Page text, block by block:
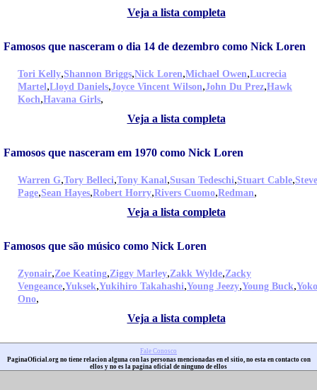
Veja a lista completa
Famosos que nasceram o dia 14 de dezembro como Nick Loren
Tori Kelly,Shannon Briggs,Nick Loren,Michael Owen,Lucrecia
Martel,Lloyd Daniels,Joyce Vincent Wilson,John Du Prez,Hawk
Koch,Havana Girls,
Veja a lista completa
Famosos que nasceram em 1970 como Nick Loren
Warren G,Tory Belleci,Tony Kanal,Susan Tedeschi,Stuart Cable,
Page,Sean Hayes,Robert Horry,Rivers Cuomo,Redman,
Veja a lista completa
Famosos que são músico como Nick Loren
Zyonair,Zoe Keating,Ziggy Marley,Zakk Wylde,Zacky
Vengeance,Yuksek,Yukihiro Takahashi,Young Jeezy,Young Buck,Yoko
Ono,
Veja a lista completa
Fale Conosco
PaginaOficial.org no tiene relacion alguna con las personas mencionadas en el sitio, no esta en contacto con
ellos y no es la pagina oficial de ninguno de ellos